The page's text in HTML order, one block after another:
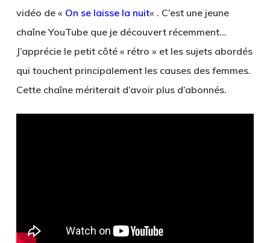
vidéo de « On se laisse la nuit« . C’est une jeune
chaîne YouTube que je découvert récemment…
J’apprécie le petit côté « rétro » et les sujets abordés
qui touchent principalement les causes des femmes.
Cette chaîne mériterait d’avoir plus d’abonnés.